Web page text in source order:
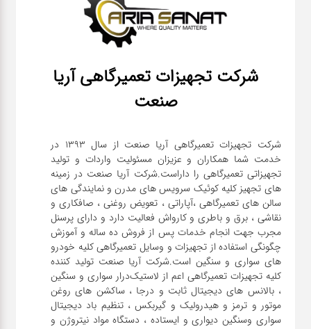
شرکت تجهیزات تعمیرگاهی آریا
صنعت
شرکت تجهیزات تعمیرگاهی آریا صنعت از سال ۱۳۹۳ در
خدمت شما همکاران و عزیزان مسئولیت واردات و تولید
تجهیزاتی تعمیرگاهی را داراست.شرکت آریا صنعت در زمینه
های تجهیز کلیه کوئیک سرویس های مدرن و نمایندگی های
سالن های تعمیرگاهی ،آپاراتی ، تعویض روغنی ، صافکاری و
نقاشی ، برق و باطری و کارواش فعالیت دارد و دارای پرسنل
مجرب جهت انجام خدمات پس از فروش ده ساله و آموزش
چگونگی استفاده از تجهیزات و وسایل تعمیرگاهی کلیه خودرو
های سواری و سنگین است.شرکت آریا صنعت تولید کننده
کلیه تجهیزات تعمیرگاهی اعم از لاستیک‌درار سواری و ‌سنگین
، بالانس های دیجیتال ثابت و درجا ، ساکشن های روغن
موتور و ترمز و هیدرولیک و گیربکس ، تنظیم باد دیجیتال
سواری و‌سنگین دیواری و ایستاده ، دستگاه مواد نیتروژن و